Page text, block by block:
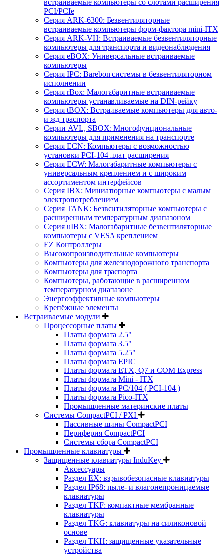
встраиваемые компьютеры со слотами расширения
PCI/PCIe
Серия ARK-6300: Безвентиляторные
встраиваемые компьютеры форм-фактора mini-ITX
Серия ARK-VH: Встраиваемые безвентиляторные
компьютеры для транспорта и видеонаблюдения
Серия eBOX: Универсальные встраиваемые
компьютеры
Серия IPC: Barebon системы в безвентиляторном
исполнении
Серия rBox: Малогабаритные встраиваемые
компьютеры устанавливаемые на DIN-рейку
Серия tBOX: Встраиваемые компьютеры для авто-
и жд траспорта
Серии AVL, SBOX: Многофунциональные
компьютеры для применения на транспорте
Серия ECN: Компьютеры с возможностью
установки PCI-104 плат расширения
Серия ECW: Малогабаритные компьютеры с
универсальным креплением и с широким
ассортиментом интерфейсов
Серия IBX: Миниатюрные компьютеры с малым
электропотреблением
Серия TANK: Безвентиляторные компьютеры с
расширенным температурным диапазоном
Серия uIBX: Малогабаритные безвентиляторные
компьютеры с VESA креплением
EZ Контроллеры
Высокопроизводительные компьютеры
Компьютеры для железнодорожного транспорта
Компьютеры для траспорта
Компьютеры, работающие в расширенном
температурном диапазоне
Энергоэффективные компьютеры
Крепёжные элементы
Встраиваемые модули
Процессорные платы
Платы формата 2.5"
Платы формата 3.5"
Платы формата 5.25"
Платы формата EPIC
Платы формата ETX, Q7 и COM Express
Платы формата Mini - ITX
Платы формата PC/104 ( PCI-104 )
Платы формата Pico-ITX
Промышленные материнские платы
Системы CompactPCI / PXI
Пассивные шины CompactPCI
Периферия CompactPCI
Системы сбора CompactPCI
Промышленные клавиатуры
Защищенные клавиатуры InduKey
Аксессуары
Раздел EX: взрывобезопасные клавиатуры
Раздел IP68: пыле- и влагонепроницаемые
клавиатуры
Раздел TKF: компактные мембранные
клавиатуры
Раздел TKG: клавиатуры на силиконовой
основе
Раздел TKH: защищенные указательные
устройства